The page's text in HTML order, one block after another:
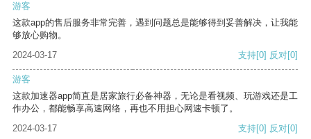
游客
这款app的售后服务非常完善，遇到问题总是能够得到妥善解决，让我能
够放心购物。
2024-03-17
支持[0] 反对[0]
游客
这款加速器app简直是居家旅行必备神器，无论是看视频、玩游戏还是工
作办公，都能畅享高速网络，再也不用担心网速卡顿了。
2024-03-17
支持[0] 反对[0]